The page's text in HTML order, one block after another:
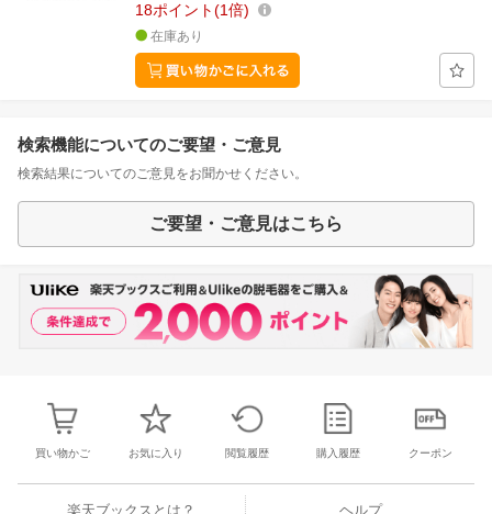
18ポイント 1倍
在庫あり
検索機能についてのご要望・ご意見
検索結果についてのご意見をお聞かせください。
ご要望・ご意見はこちら
買い物かご お気に入り 閲覧履歴 購入履歴 クーポン
楽天ブックスとは？ ヘルプ